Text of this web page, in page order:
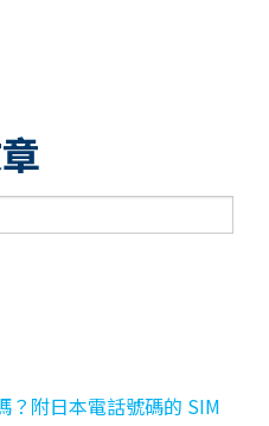
？附日本電話號碼的 SIM